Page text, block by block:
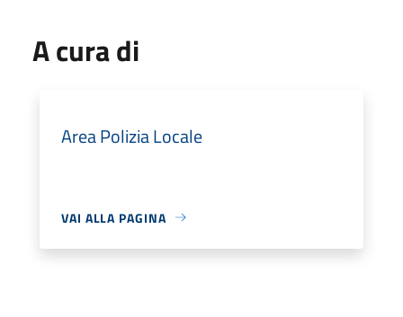
A cura di
Area Polizia Locale
VAI ALLA PAGINA